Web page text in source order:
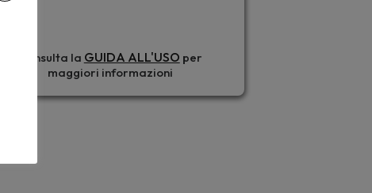
Consulta la GUIDA ALL'USO per
maggiori informazioni